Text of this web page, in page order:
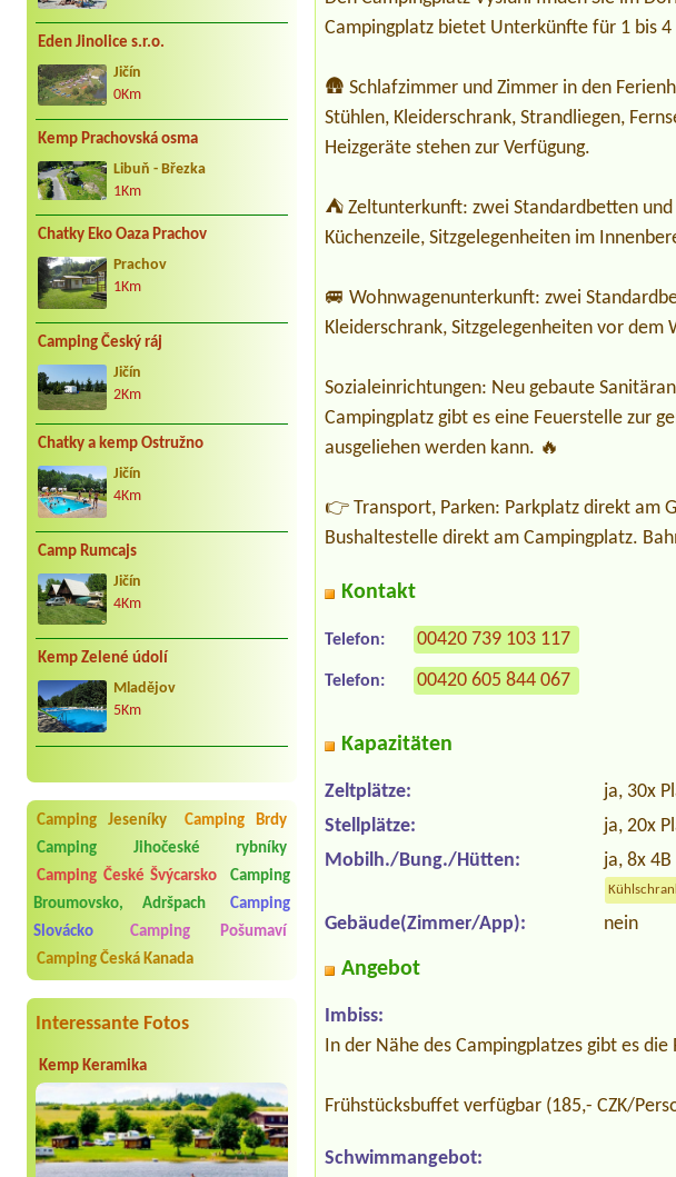
Eden Jinolice s.r.o.
Jičín
0Km
Kemp Prachovská osma
Libuň - Březka
1Km
Chatky Eko Oaza Prachov
Prachov
1Km
Camping Český ráj
Jičín
2Km
Chatky a kemp Ostružno
Jičín
4Km
Camp Rumcajs
Jičín
4Km
Kemp Zelené údolí
Mladějov
5Km
Camping Jeseníky
Camping Brdy
Camping Jihočeské rybníky
Camping České Švýcarsko
Camping
Broumovsko, Adršpach
Camping
Slovácko
Camping Pošumaví
Camping Česká Kanada
Interessante Fotos
Kemp Keramika
Campingplatz bietet Unterkünfte für 1 bis
🛖 Schlafzimmer und Zimmer in den
Stühlen, Kleiderschrank, Strandliegen,
Heizgeräte stehen zur Verfügung.
⛺ Zeltunterkunft: zwei Standardbetten
Küchenzeile, Sitzgelegenheiten im
🚐 Wohnwagenunterkunft: zwei
Kleiderschrank, Sitzgelegenheiten vor dem
Sozialeinrichtungen: Neu gebaute
Campingplatz gibt es eine Feuerstelle zur
ausgeliehen werden kann. 🔥
👉 Transport, Parken: Parkplatz direkt am
Bushaltestelle direkt am Campingplatz.
Kontakt
Telefon: 00420 739 103 117
Telefon: 00420 605 844 067
Kapazitäten
Zeltplätze:
ja, 30x
Stellplätze:
ja, 20x
Mobilh./Bung./Hütten:
ja, 8x
Gebäude(Zimmer/App): nein
Angebot
Imbiss:
In der Nähe des Campingplatzes gibt es
Frühstücksbuffet verfügbar (185,- CZK/
Schwimmangebot: